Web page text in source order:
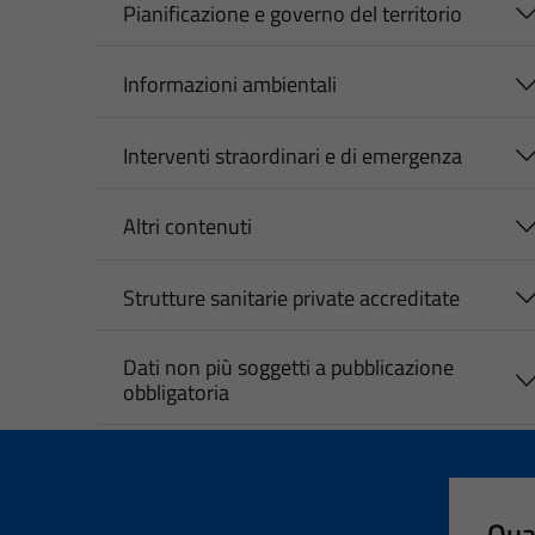
Pianificazione e governo del territorio
Informazioni ambientali
Interventi straordinari e di emergenza
Altri contenuti
Strutture sanitarie private accreditate
Dati non più soggetti a pubblicazione
obbligatoria